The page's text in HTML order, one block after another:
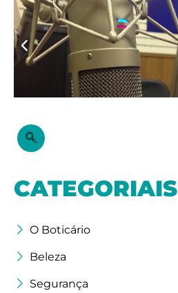
CATEGORIAIS
O Boticário
Beleza
Segurança